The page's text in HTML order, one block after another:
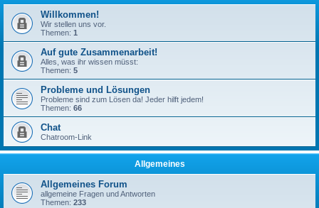
h
Willkommen!
Wir stellen uns vor.
Themen: 1
Auf gute Zusammenarbeit!
Alles, was ihr wissen müsst:
Themen: 5
Probleme und Lösungen
Probleme sind zum Lösen da! Jeder hilft jedem!
Themen: 66
Chat
Chatroom-Link
Allgemeines
Allgemeines Forum
allgemeine Fragen und Antworten
Themen: 233